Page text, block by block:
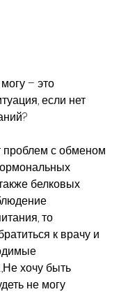
если нет
проблем с обменом
белковых
то
к врачу и
хочу быть
не могу